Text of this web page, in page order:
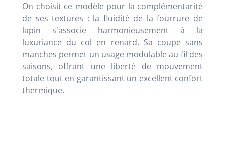
On choisit ce modèle pour la complémentarité
de ses textures : la fluidité de la fourrure de
lapin s'associe harmonieusement à la
luxuriance du col en renard. Sa coupe sans
manches permet un usage modulable au fil des
saisons, offrant une liberté de mouvement
totale tout en garantissant un excellent confort
thermique.